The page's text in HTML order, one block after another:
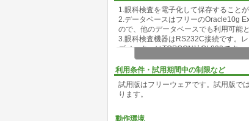
1.眼科検査を電子化して保存することが
2.データベースはフリーのOracle10g
ので、他のデータベースでも利用可能
3.眼科検査機器はRS232C接続です。
ズメーターはTOPCON社CL200です
4.PDFファイルで保存することができ
5.データベースを利用しない設定も可能
利用条件・試用期間中の制限など
試用版はフリーウェアです。試用版で
ります。
動作環境